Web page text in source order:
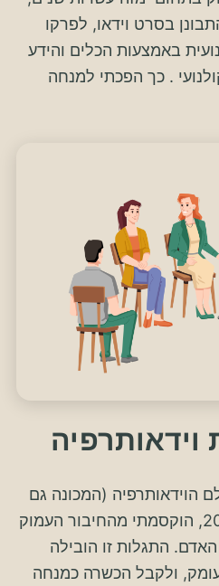
בסרט וידאו, לפרקו
באמצעות הכלים והידע
. כך הפכתי למנחה
וידאותרפיה
הוידאותרפיה (המכונה גם
"וידאו-תרפיה") בשנת 2017, הוקסמתי מהחיבור העמוק
התגלות זו הובילה
ולקבל הכשרה כמנחה